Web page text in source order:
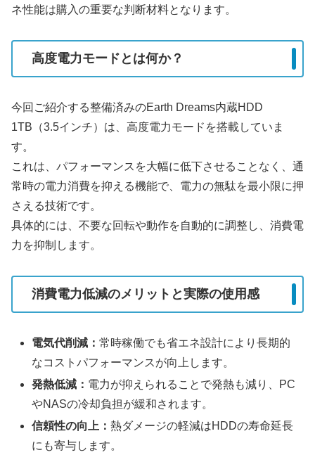
ネ性能は購入の重要な判断材料となります。
高度電力モードとは何か？
今回ご紹介する整備済みのEarth Dreams内蔵HDD
1TB（3.5インチ）は、高度電力モードを搭載していま
す。
これは、パフォーマンスを大幅に低下させることなく、通
常時の電力消費を抑える機能で、電力の無駄を最小限に押
さえる技術です。
具体的には、不要な回転や動作を自動的に調整し、消費電
力を抑制します。
消費電力低減のメリットと実際の使用感
電気代削減：常時稼働でも省エネ設計により長期的
なコストパフォーマンスが向上します。
発熱低減： 電力が抑えられることで発熱も減り、PC
やNASの冷却負担が緩和されます。
信頼性の向上：熱ダメージの軽減はHDDの寿命延長
にも寄与します。